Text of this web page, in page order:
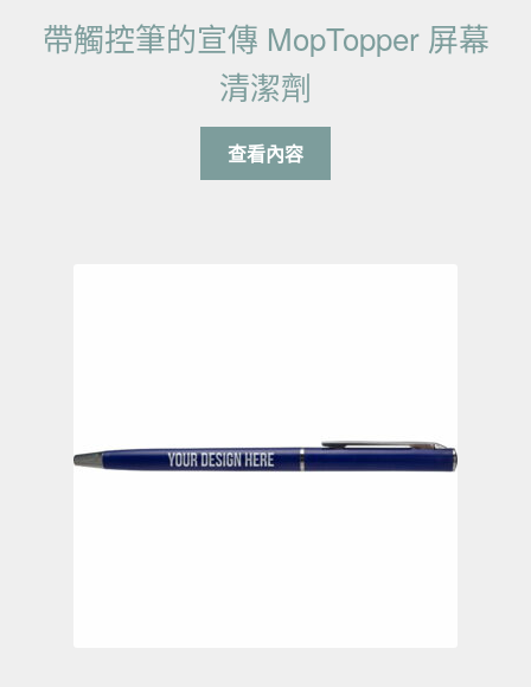
帶觸控筆的宣傳 MopTopper 屏幕
清潔劑
查看內容